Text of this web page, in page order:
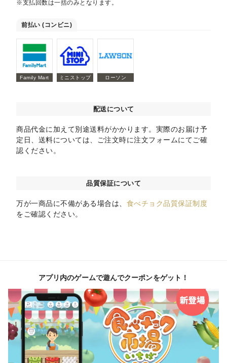
※支払回数は一括のみとなります。
前払い (コンビニ)
Family Mart ミニストップ ローソン
配送について
商品代金に加えて別途送料がかかります。実際のお届け予
定日、送料については、ご注文時に注文フォームにてご確
認ください。
品質保証について
万が一商品に不備がある場合は、 食べチョク品質保証制度
をご確認ください。
アプリ内のゲームで遊んでクーポンをゲット！